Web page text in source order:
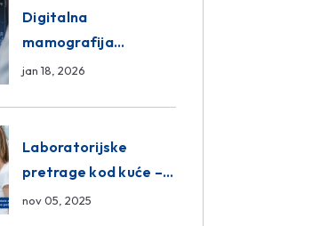
Digitalna
mamografija
Sarajevo – Pregled
jan 18, 2026
Laboratorijske
pretrage kod kuće –
novo u Eurofam
nov 05, 2025